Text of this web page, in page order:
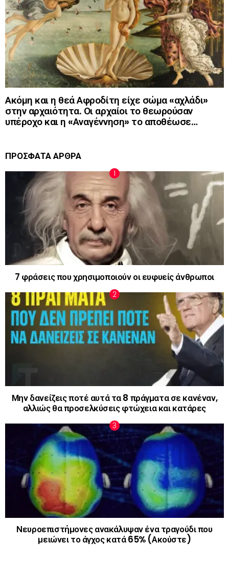
Ακόμη και η θεά Αφροδίτη είχε σώμα «αχλάδι»
στην αρχαιότητα. Οι αρχαίοι το θεωρούσαν
υπέροχο και η «Αναγέννηση» το αποθέωσε…
ΠΡΟΣΦΑΤΑ ΑΡΘΡΑ
7 φράσεις που χρησιμοποιούν οι ευφυείς άνθρωποι
Μην δανείζεις ποτέ αυτά τα 8 πράγματα σε κανέναν,
αλλιώς θα προσελκύσεις φτώχεια και κατάρες
Νευροεπιστήμονες ανακάλυψαν ένα τραγούδι που
μειώνει το άγχος κατά 65% (Ακούστε)